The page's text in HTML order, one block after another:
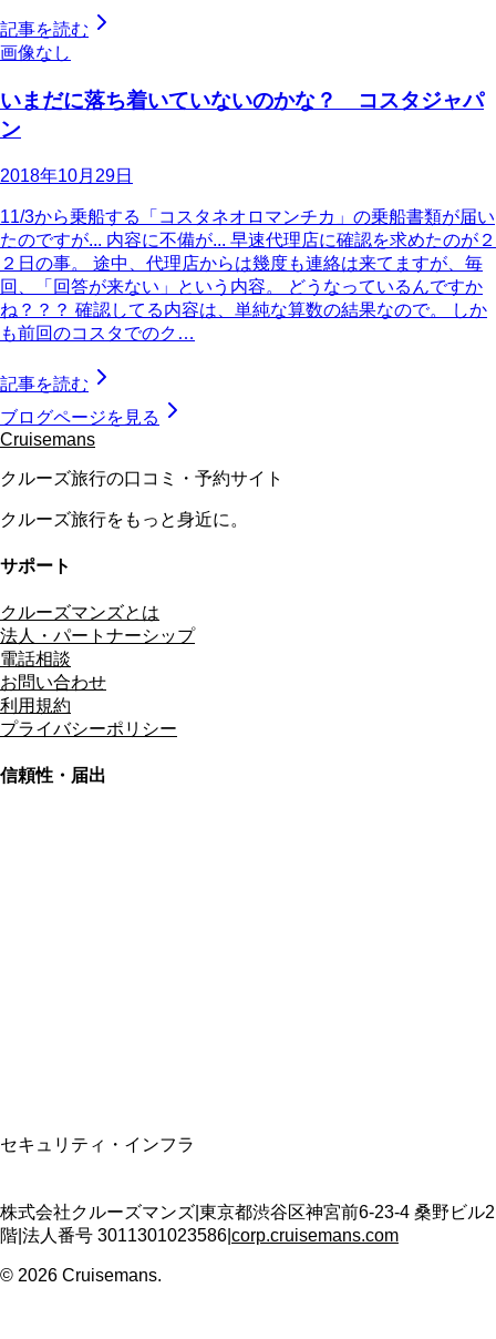
記事を読む
画像なし
いまだに落ち着いていないのかな？ コスタジャパ
ン
2018年10月29日
11/3から乗船する「コスタネオロマンチカ」の乗船書類が届い
たのですが... 内容に不備が... 早速代理店に確認を求めたのが２
２日の事。 途中、代理店からは幾度も連絡は来てますが、毎
回、「回答が来ない」という内容。 どうなっているんですか
ね？？？ 確認してる内容は、単純な算数の結果なので。 しか
も前回のコスタでのク…
記事を読む
ブログページを見る
Cruisemans
クルーズ旅行の口コミ・予約サイト
クルーズ旅行をもっと身近に。
サポート
クルーズマンズとは
法人・パートナーシップ
電話相談
お問い合わせ
利用規約
プライバシーポリシー
信頼性・届出
セキュリティ・インフラ
株式会社クルーズマンズ 東京都渋谷区神宮前6-23-4 桑野ビル2
階 法人番号 3011301023586 corp.cruisemans.com
© 2026 Cruisemans.